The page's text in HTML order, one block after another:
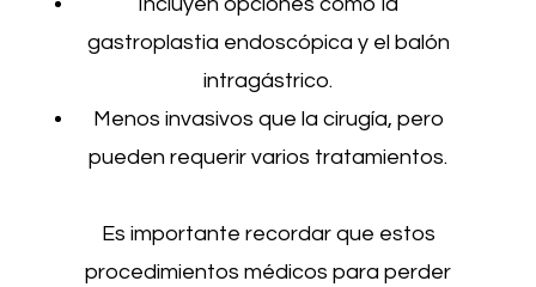
gastroplastia endoscópica y el balón
intragástrico.
Menos invasivos que la cirugía, pero
pueden requerir varios tratamientos.
Es importante recordar que estos
procedimientos médicos para perder